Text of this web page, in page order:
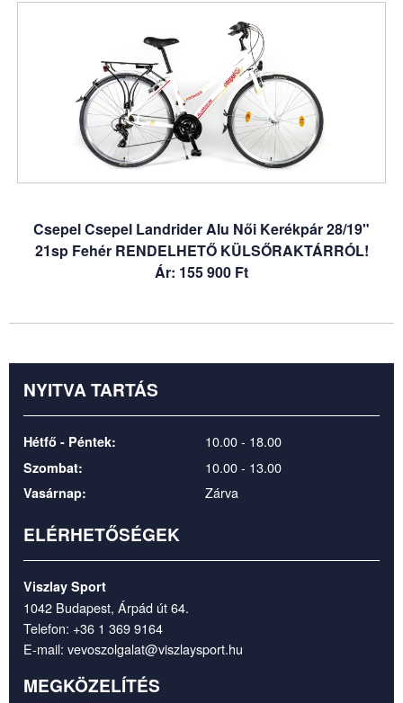
Csepel Csepel Landrider Alu Női Kerékpár 28/19"
21sp Fehér RENDELHETŐ KÜLSŐRAKTÁRRÓL!
Ár: 155 900 Ft
NYITVA TARTÁS
Hétfő - Péntek: 10.00 - 18.00
Szombat: 10.00 - 13.00
Vasárnap: Zárva
ELÉRHETŐSÉGEK
Viszlay Sport
1042 Budapest, Árpád út 64.
Telefon: +36 1 369 9164
E-mail: vevoszolgalat@viszlaysport.hu
MEGKÖZELÍTÉS